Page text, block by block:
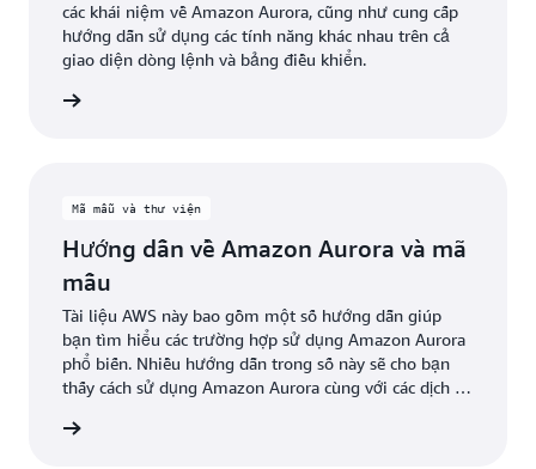
các khái niệm về Amazon Aurora, cũng như cung cấp
hướng dẫn sử dụng các tính năng khác nhau trên cả
giao diện dòng lệnh và bảng điều khiển.
Mã mẫu và thư viện
Hướng dẫn về Amazon Aurora và mã
mẫu
Tài liệu AWS này bao gồm một số hướng dẫn giúp
bạn tìm hiểu các trường hợp sử dụng Amazon Aurora
phổ biến. Nhiều hướng dẫn trong số này sẽ cho bạn
thấy cách sử dụng Amazon Aurora cùng với các dịch vụ
GitHub.